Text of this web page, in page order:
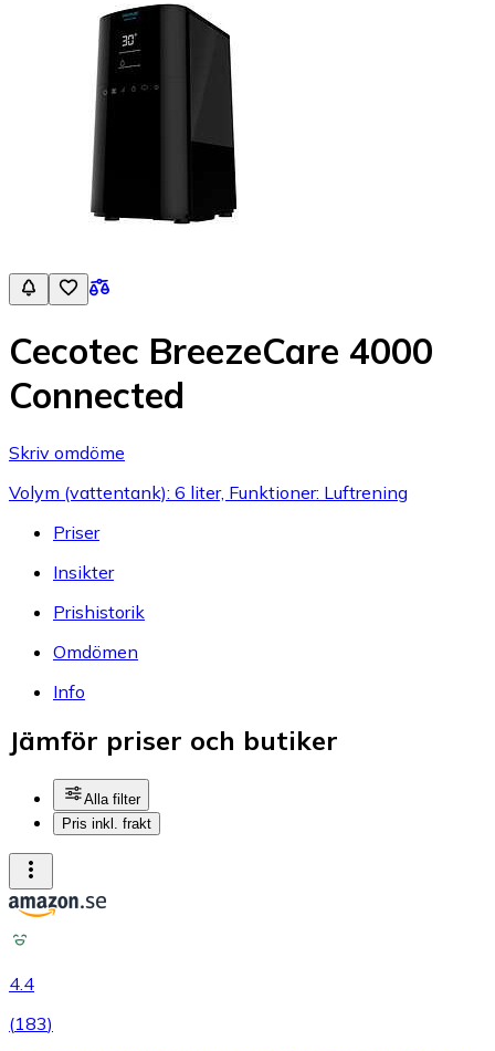
Cecotec BreezeCare 4000
Connected
Skriv omdöme
Volym (vattentank): 6 liter, Funktioner: Luftrening
Priser
Insikter
Prishistorik
Omdömen
Info
Jämför priser och butiker
Alla filter
Pris inkl. frakt
4.4
(183)